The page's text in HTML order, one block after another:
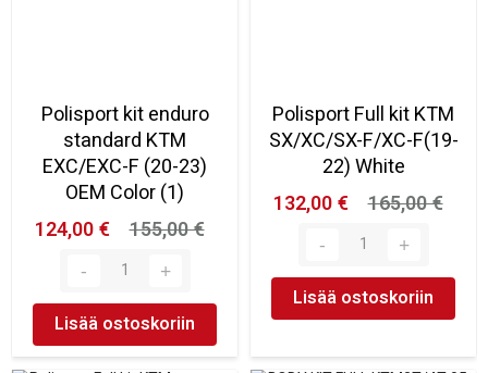
Polisport kit enduro
standard KTM
EXC/EXC-F (20-23)
OEM Color (1)
124,00 €
155,00 €
Lisää ostoskoriin
Polisport Full kit KTM
SX/XC/SX-F/XC-F(19-
22) White
132,00 €
165,00 €
Lisää ostoskoriin